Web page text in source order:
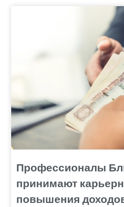
Профессионалы
принимают
повышения